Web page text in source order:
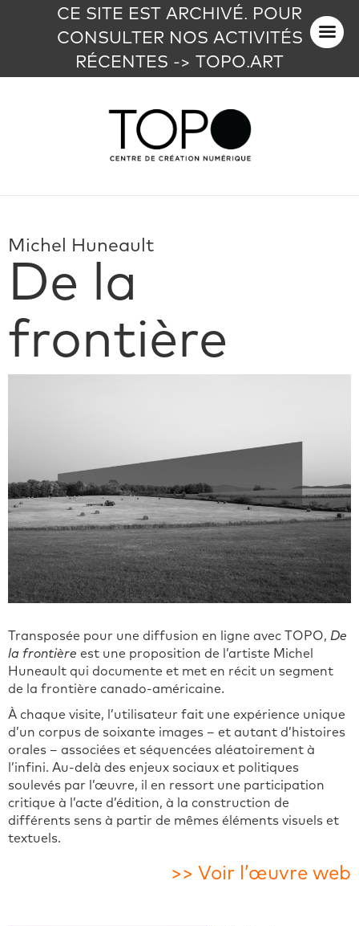
CE SITE EST ARCHIVÉ. POUR
CONSULTER NOS ACTIVITÉS
RÉCENTES -> TOPO.ART
Michel Huneault
De la
frontière
Transposée pour une diffusion en ligne avec TOPO, De
la frontière est une proposition de l’artiste Michel
Huneault qui documente et met en récit un segment
de la frontière canado-américaine.
À chaque visite, l’utilisateur fait une expérience unique
d’un corpus de soixante images – et autant d’histoires
orales – associées et séquencées aléatoirement à
l’infini. Au-delà des enjeux sociaux et politiques
soulevés par l’œuvre, il en ressort une participation
critique à l’acte d’édition, à la construction de
différents sens à partir de mêmes éléments visuels et
textuels.
>> Voir l’œuvre web